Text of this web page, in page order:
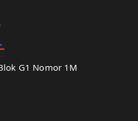
G1 Nomor 1M